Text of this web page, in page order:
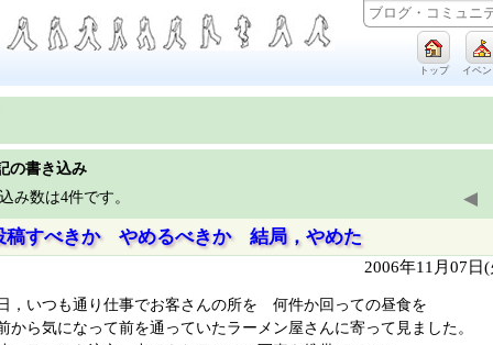
トップ イベン
の書き込み
み数は4件です。
◀
稿すべきか やめるべきか 結局，やめた
2006年11月07日
，いつも通り仕事でお客さんの所を 何件か回っての昼食を
から気になって前を通っていたラーメン屋さんに寄って見ました。